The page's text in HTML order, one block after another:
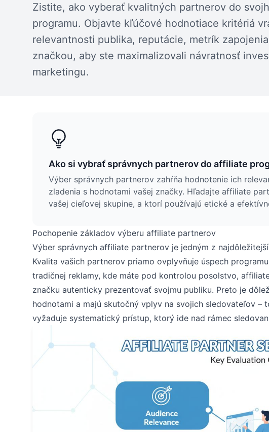
Zistite, ako vyberať kvalitných partnerov do
programu. Objavte kľúčové hodnotiace kritériá
relevantnosti publika, reputácie, metrík
značkou, aby ste maximalizovali návratnosť
marketingu.
Ako si vybrať správnych partnerov do affiliate
Výber správnych partnerov zahŕňa hodnotenie ich
zladenia s hodnotami vašej značky. Hľadajte affiliate
vašej cieľovej skupine, a ktorí používajú etické a
Pochopenie základov výberu affiliate partnerov
Výber správnych affiliate partnerov je jedným z
Kvalita vašich partnerov priamo ovplyvňuje úspech
tradičnej reklamy, kde máte pod kontrolou posolstvo,
značku autenticky prezentovať svojmu publiku. Preto je
hodnotami a majú skutočný vplyv na svojich sledovateľov –
vyžaduje systematický prístup, ktorý ide nad rámec